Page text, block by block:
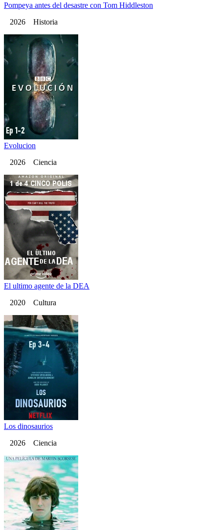
Pompeya antes del desastre con Tom Hiddleston
2026 Historia
Evolucion
2026 Ciencia
El ultimo agente de la DEA
2020 Cultura
Los dinosaurios
2026 Ciencia